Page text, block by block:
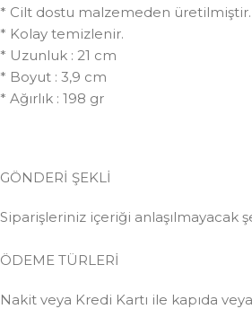
* Cilt dostu malzemeden üretilmiştir.
* Kolay temizlenir.
* Uzunluk : 21 cm
* Boyut : 3,9 cm
* Ağırlık : 198 gr
GÖNDERİ ŞEKLİ
Siparişleriniz içeriği anlaşılmayacak
ÖDEME TÜRLERİ
Nakit veya Kredi Kartı ile kapıda